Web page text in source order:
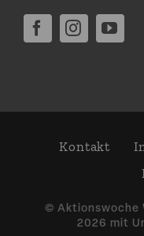
Kontakt
© Aktions­woche
2026 mit